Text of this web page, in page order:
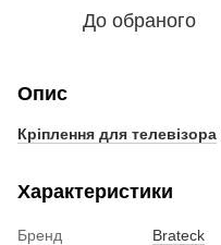
До обраного
Опис
Кріплення для телевізора
Характеристики
Бренд
Brateck